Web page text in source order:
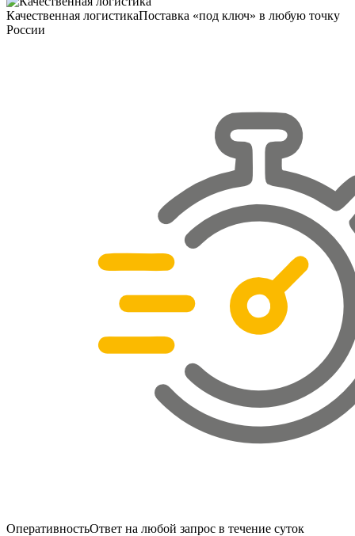
Качественная логистикаПоставка «под ключ» в любую точку
России
ОперативностьОтвет на любой запрос в течение суток